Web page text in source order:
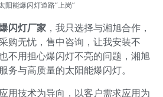
阳能爆闪灯道路“上岗”
闪灯厂家 ，我只选择与湘旭合作，
购无忧，售中咨询，让我安装不
不用担心爆闪灯不亮的问题，湘旭
务与高质量的太阳能爆闪灯。
用技术为导向，以客户需求应用为